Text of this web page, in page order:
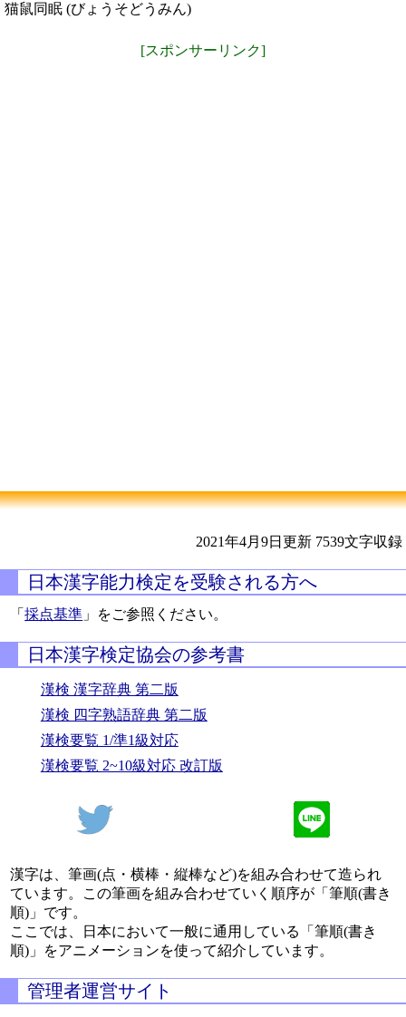
猫鼠同眠 (びょうそどうみん)
[スポンサーリンク]
2021年4月9日更新 7539文字収録
日本漢字能力検定を受験される方へ
「採点基準 」をご参照ください。
日本漢字検定協会の参考書
漢検 漢字辞典 第二版
漢検 四字熟語辞典 第二版
漢検要覧 1/準1級対応
漢検要覧 2~10級対応 改訂版
漢字は、筆画(点・横棒・縦棒など)を組み合わせて造られ
ています。この筆画を組み合わせていく順序が「筆順(書き
順)」です。
ここでは、日本において一般に通用している「筆順(書き
順)」をアニメーションを使って紹介しています。
管理者運営サイト